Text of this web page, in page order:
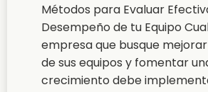
Métodos para Evaluar
Desempeño de tu Equipo
empresa que busque
de sus equipos y fomentar
crecimiento debe